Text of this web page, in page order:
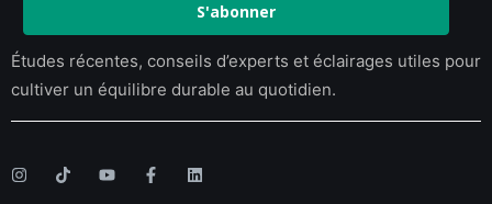
S'abonner
Études récentes, conseils d’experts et éclairages utiles pour
cultiver un équilibre durable au quotidien.